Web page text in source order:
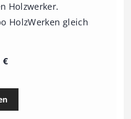
Holzwerker.
HolzWerken gleich
€P
e